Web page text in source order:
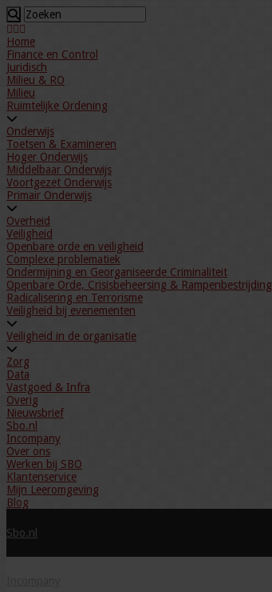
Home
Finance en Control
Juridisch
Milieu & RO
Milieu
Ruimtelijke Ordening
Onderwijs
Toetsen & Examineren
Hoger Onderwijs
Middelbaar Onderwijs
Voortgezet Onderwijs
Primair Onderwijs
Overheid
Veiligheid
Openbare orde en veiligheid
Complexe problematiek
Ondermijning en Georganiseerde Criminaliteit
Openbare Orde, Crisisbeheersing & Rampenbestrijding
Radicalisering en Terrorisme
Veiligheid bij evenementen
Veiligheid in de organisatie
Zorg
Data
Vastgoed & Infra
Overig
Nieuwsbrief
Sbo.nl
Incompany
Over ons
Werken bij SBO
Klantenservice
Mijn Leeromgeving
Blog
Sbo.nl